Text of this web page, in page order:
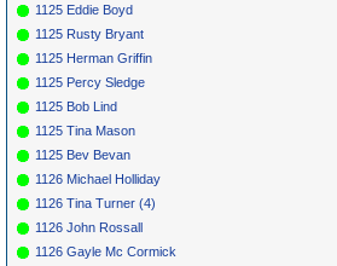
1125 Eddie Boyd
1125 Rusty Bryant
1125 Herman Griffin
1125 Percy Sledge
1125 Bob Lind
1125 Tina Mason
1125 Bev Bevan
1126 Michael Holliday
1126 Tina Turner (4)
1126 John Rossall
1126 Gayle Mc Cormick